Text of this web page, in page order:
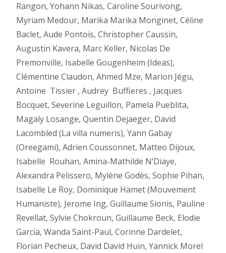
Rangon, Yohann Nikas, Caroline Sourivong,
Myriam Medour, Marika Marika Monginet, Céline
Baclet, Aude Pontois, Christopher Caussin,
Augustin Kavera, Marc Keller, Nicolas De
Premonville, Isabelle Gougenheim (Ideas),
Clémentine Claudon, Ahmed Mze, Marion Jégu,
Antoine Tissier , Audrey Buffieres , Jacques
Bocquet, Severine Leguillon, Pamela Pueblita,
Magaly Losange, Quentin Dejaeger, David
Lacombled (La villa numeris), Yann Gabay
(Oreegami), Adrien Coussonnet, Matteo Dijoux,
Isabelle Rouhan, Amina-Mathilde N’Diaye,
Alexandra Pelissero, Mylène Godès, Sophie Pihan,
Isabelle Le Roy, Dominique Hamet (Mouvement
Humaniste), Jerome Ing, Guillaume Sionis, Pauline
Revellat, Sylvie Chokroun, Guillaume Beck, Elodie
Garcia, Wanda Saint-Paul, Corinne Dardelet,
Florian Pecheux, David David Huin, Yannick Morel